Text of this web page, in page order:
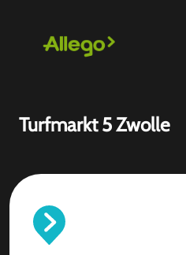
Turfmarkt 5 Zwolle